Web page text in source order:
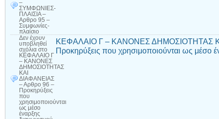
–
ΣΥΜΦΩΝΙΕΣ-
ΠΛΑΙΣΙΑ –
Αρθρο 95 –
Συμφωνίες-
πλαίσιο
Δεν έχουν
υποβληθεί
σχόλια στο
ΚΕΦΑΛΑΙΟ Γ
– ΚΑΝΟΝΕΣ
ΔΗΜΟΣΙΟΤΗΤΑΣ
ΚΑΙ
ΔΙΑΦΑΝΕΙΑΣ
– Αρθρο 96 –
Προκηρύξεις
που
χρησιμοποιούνται
ως μέσο
έναρξης
ΚΕΦΑΛΑΙΟ Γ – ΚΑΝΟΝΕΣ ΔΗΜΟΣΙΟΤΗΤΑΣ
Προκηρύξεις που χρησιμοποιούνται ως μέσο